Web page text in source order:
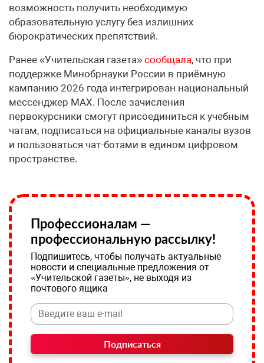
возможность получить необходимую
образовательную услугу без излишних
бюрократических препятствий.
Ранее «Учительская газета» сообщала, что при
поддержке Минобрнауки России в приёмную
кампанию 2026 года интегрирован национальный
мессенджер MAX. После зачисления
первокурсники смогут присоединиться к учебным
чатам, подписаться на официальные каналы вузов
и пользоваться чат-ботами в едином цифровом
пространстве.
Профессионалам —
профессиональную рассылку!
Подпишитесь, чтобы получать актуальные
новости и специальные предложения от
«Учительской газеты», не выходя из
почтового ящика
Подписаться